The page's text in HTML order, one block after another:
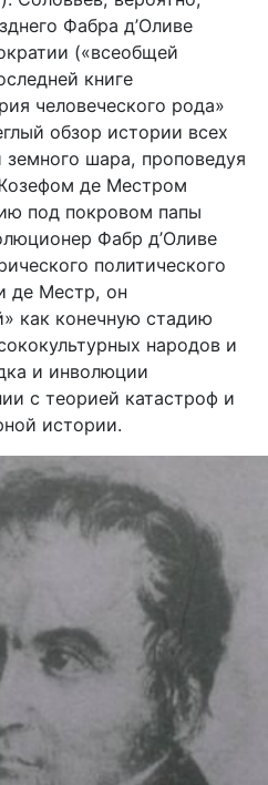
Фабра д’Оливе
(«всеобщей
книге
человеческого рода»
обзор истории всех
шара, проповедуя
де Местром
под покровом папы
Фабр д’Оливе
политического
де Местр, он
как конечную стадию
народов и
и инволюции
с теорией катастроф и
истории.